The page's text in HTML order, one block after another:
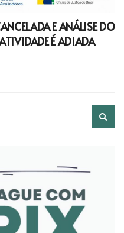
E ANÁLISE DO
É ADIADA